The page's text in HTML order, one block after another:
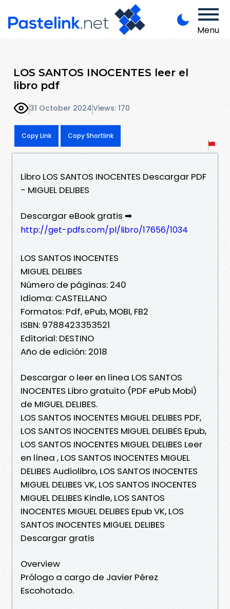
Menu
LOS SANTOS INOCENTES leer el
libro pdf
31 October 2024Views: 170
Copy Link Copy Shortlink
Libro LOS SANTOS INOCENTES Descargar PDF
- MIGUEL DELIBES
Descargar eBook gratis ➡
http://get-pdfs.com/pl/libro/17656/1034
LOS SANTOS INOCENTES
MIGUEL DELIBES
Número de páginas: 240
Idioma: CASTELLANO
Formatos: Pdf, ePub, MOBI, FB2
ISBN: 9788423353521
Editorial: DESTINO
Año de edición: 2018
Descargar o leer en línea LOS SANTOS
INOCENTES Libro gratuito (PDF ePub Mobi)
de MIGUEL DELIBES.
LOS SANTOS INOCENTES MIGUEL DELIBES PDF,
LOS SANTOS INOCENTES MIGUEL DELIBES Epub,
LOS SANTOS INOCENTES MIGUEL DELIBES Leer
en línea , LOS SANTOS INOCENTES MIGUEL
DELIBES Audiolibro, LOS SANTOS INOCENTES
MIGUEL DELIBES VK, LOS SANTOS INOCENTES
MIGUEL DELIBES Kindle, LOS SANTOS
INOCENTES MIGUEL DELIBES Epub VK, LOS
SANTOS INOCENTES MIGUEL DELIBES
Descargar gratis
Overview
Prólogo a cargo de Javier Pérez
Escohotado.